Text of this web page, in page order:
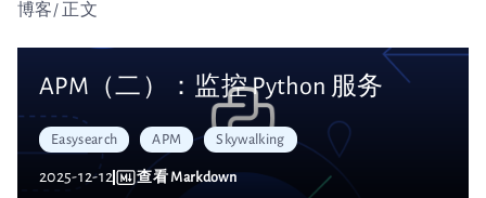
博客/ 正文
APM（二）：监控 Python 服务
Easysearch APM Skywalking
2025-12-12 查看 Markdown